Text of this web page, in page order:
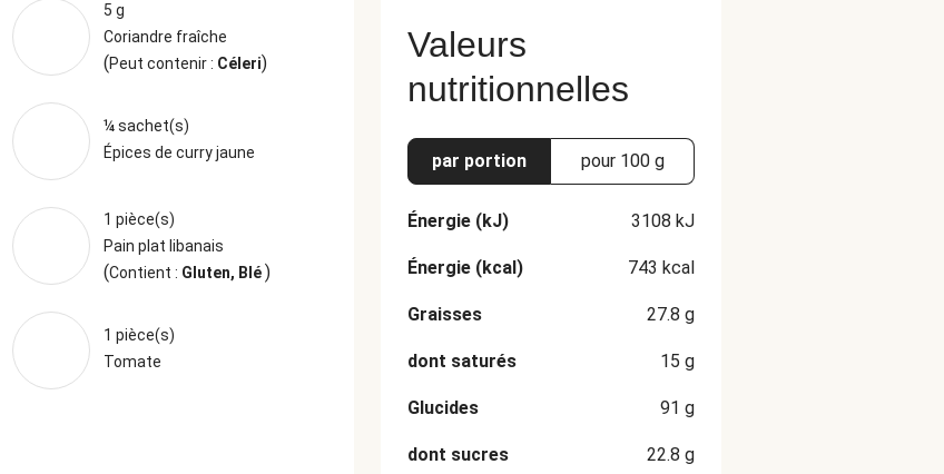
5 g
Coriandre fraîche
(Peut contenir : Céleri)
¼ sachet(s)
Épices de curry jaune
1 pièce(s)
Pain plat libanais
(Contient : Gluten, Blé)
1 pièce(s)
Tomate
Valeurs
nutritionnelles
par portion pour 100 g
Énergie (kJ) 3108 kJ
Énergie (kcal) 743 kcal
Graisses 27.8 g
dont saturés 15 g
Glucides 91 g
dont sucres 22.8 g